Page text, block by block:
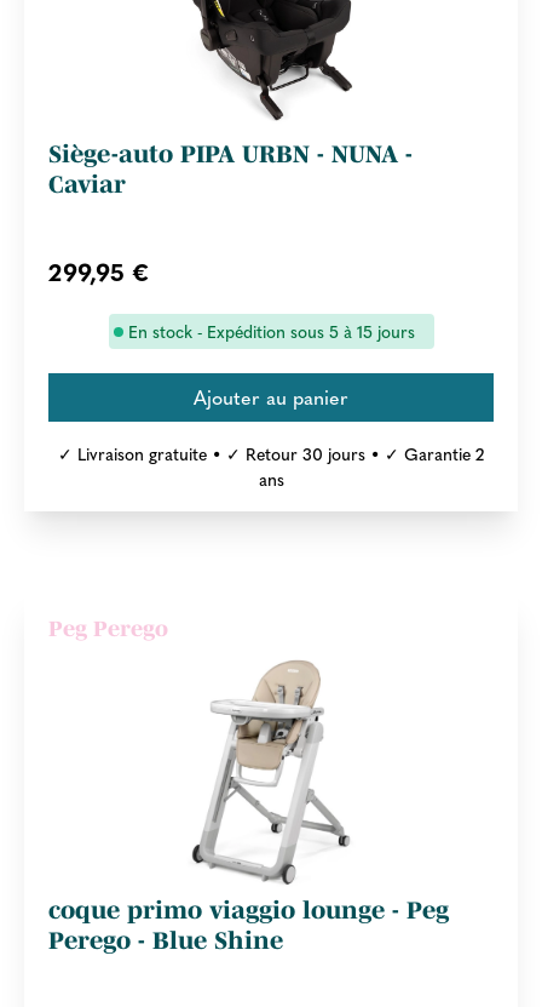
Siège-auto PIPA URBN - NUNA -
Caviar
299,95 €
En stock - Expédition sous 5 à 15 jours
✓ Livraison gratuite • ✓ Retour 30 jours • ✓ Garantie 2
ans
Peg Perego
coque primo viaggio lounge - Peg
Perego - Blue Shine